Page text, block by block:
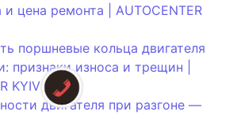
и цена ремонта | AUTOCENTER
поршневые кольца двигателя
признаки износа и трещин |
KYIV
двигателя при разгоне —